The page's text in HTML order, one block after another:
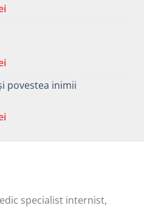
Prețul
Prețul
este:
povestea inimii
Prețul
specialist internist,